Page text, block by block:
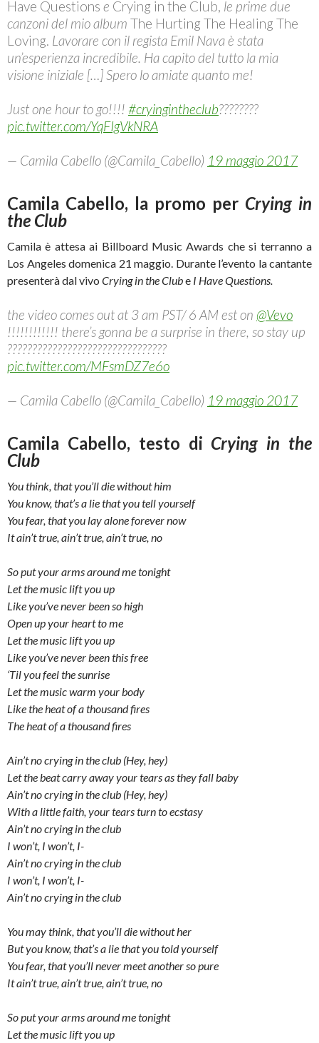
Have Questions e Crying in the Club, le prime due
canzoni del mio album The Hurting The Healing The
Loving. Lavorare con il regista Emil Nava è stata
un’esperienza incredibile. Ha capito del tutto la mia
visione iniziale […] Spero lo amiate quanto me!
Just one hour to go!!!! #cryingintheclub????????
pic.twitter.com/YqFIgVkNRA
— Camila Cabello (@Camila_Cabello) 19 maggio 2017
Camila Cabello, la promo per Crying in
the Club
Camila è attesa ai Billboard Music Awards che si terranno a
Los Angeles domenica 21 maggio. Durante l’evento la cantante
presenterà dal vivo Crying in the Clube I Have Questions.
the video comes out at 3 am PST/ 6 AM est on @Vevo
!!!!!!!!!!!! there’s gonna be a surprise in there, so stay up
????????????????????????????????
pic.twitter.com/MFsmDZ7e6o
— Camila Cabello (@Camila_Cabello) 19 maggio 2017
Camila Cabello, testo di Crying in the
Club
You think, that you’ll die without him
You know, that’s a lie that you tell yourself
You fear, that you lay alone forever now
It ain’t true, ain’t true, ain’t true, no
So put your arms around me tonight
Let the music lift you up
Like you’ve never been so high
Open up your heart to me
Let the music lift you up
Like you’ve never been this free
‘Til you feel the sunrise
Let the music warm your body
Like the heat of a thousand fires
The heat of a thousand fires
Ain’t no crying in the club (Hey, hey)
Let the beat carry away your tears as they fall baby
Ain’t no crying in the club (Hey, hey)
With a little faith, your tears turn to ecstasy
Ain’t no crying in the club
I won’t, I won’t, I-
Ain’t no crying in the club
I won’t, I won’t, I-
Ain’t no crying in the club
You may think, that you’ll die without her
But you know, that’s a lie that you told yourself
You fear, that you’ll never meet another so pure
It ain’t true, ain’t true, ain’t true, no
So put your arms around me tonight
Let the music lift you up